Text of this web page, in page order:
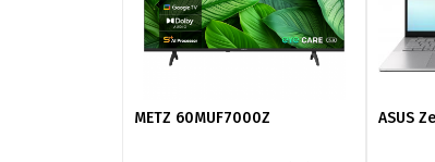
METZ 60MUF7000Z ASUS